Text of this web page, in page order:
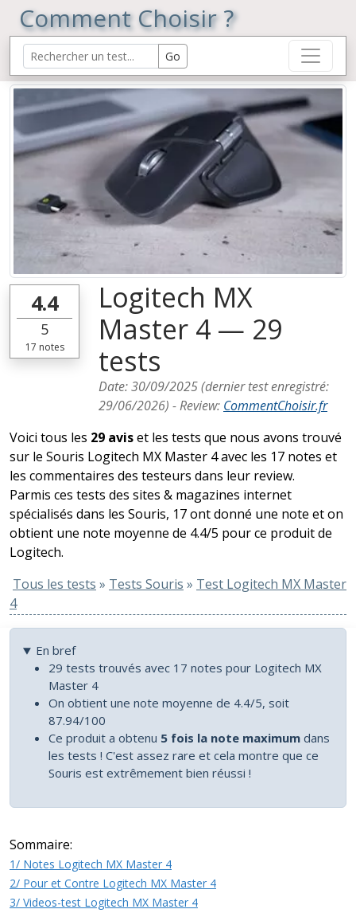
Comment Choisir ?
4.4
5
17 notes
Logitech MX
Master 4 — 29
tests
Date:30/09/2025(dernier test enregistré:
29/06/2026) -Review: CommentChoisir.fr
Voici tous les 29 aviset les tests que nous avons trouvé
sur le Souris Logitech MX Master 4 avec les 17 notes et
les commentaires des testeurs dans leur review.
Parmis ces tests des sites & magazines internet
spécialisés dans les Souris, 17 ont donné une note et on
obtient une note moyenne de 4.4/5 pour ce produit de
Logitech.
Tous les tests » Tests Souris » Test Logitech MX Master
4
En bref
29 tests trouvés avec 17 notes pour Logitech MX
Master 4
On obtient une note moyenne de 4.4/5, soit
87.94/100
Ce produit a obtenu 5 fois la note maximum dans
les tests ! C'est assez rare et cela montre que ce
Souris est extrêmement bien réussi !
Sommaire:
1/ Notes Logitech MX Master 4
2/ Pour et Contre Logitech MX Master 4
3/ Videos-test Logitech MX Master 4